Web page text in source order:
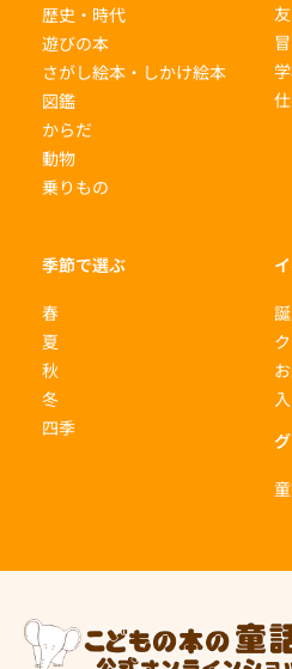
歴史・時代
遊びの本
さがし絵本・しかけ絵本
図鑑
からだ
動物
乗りもの
季節で選ぶ
春
夏
秋
冬
四季